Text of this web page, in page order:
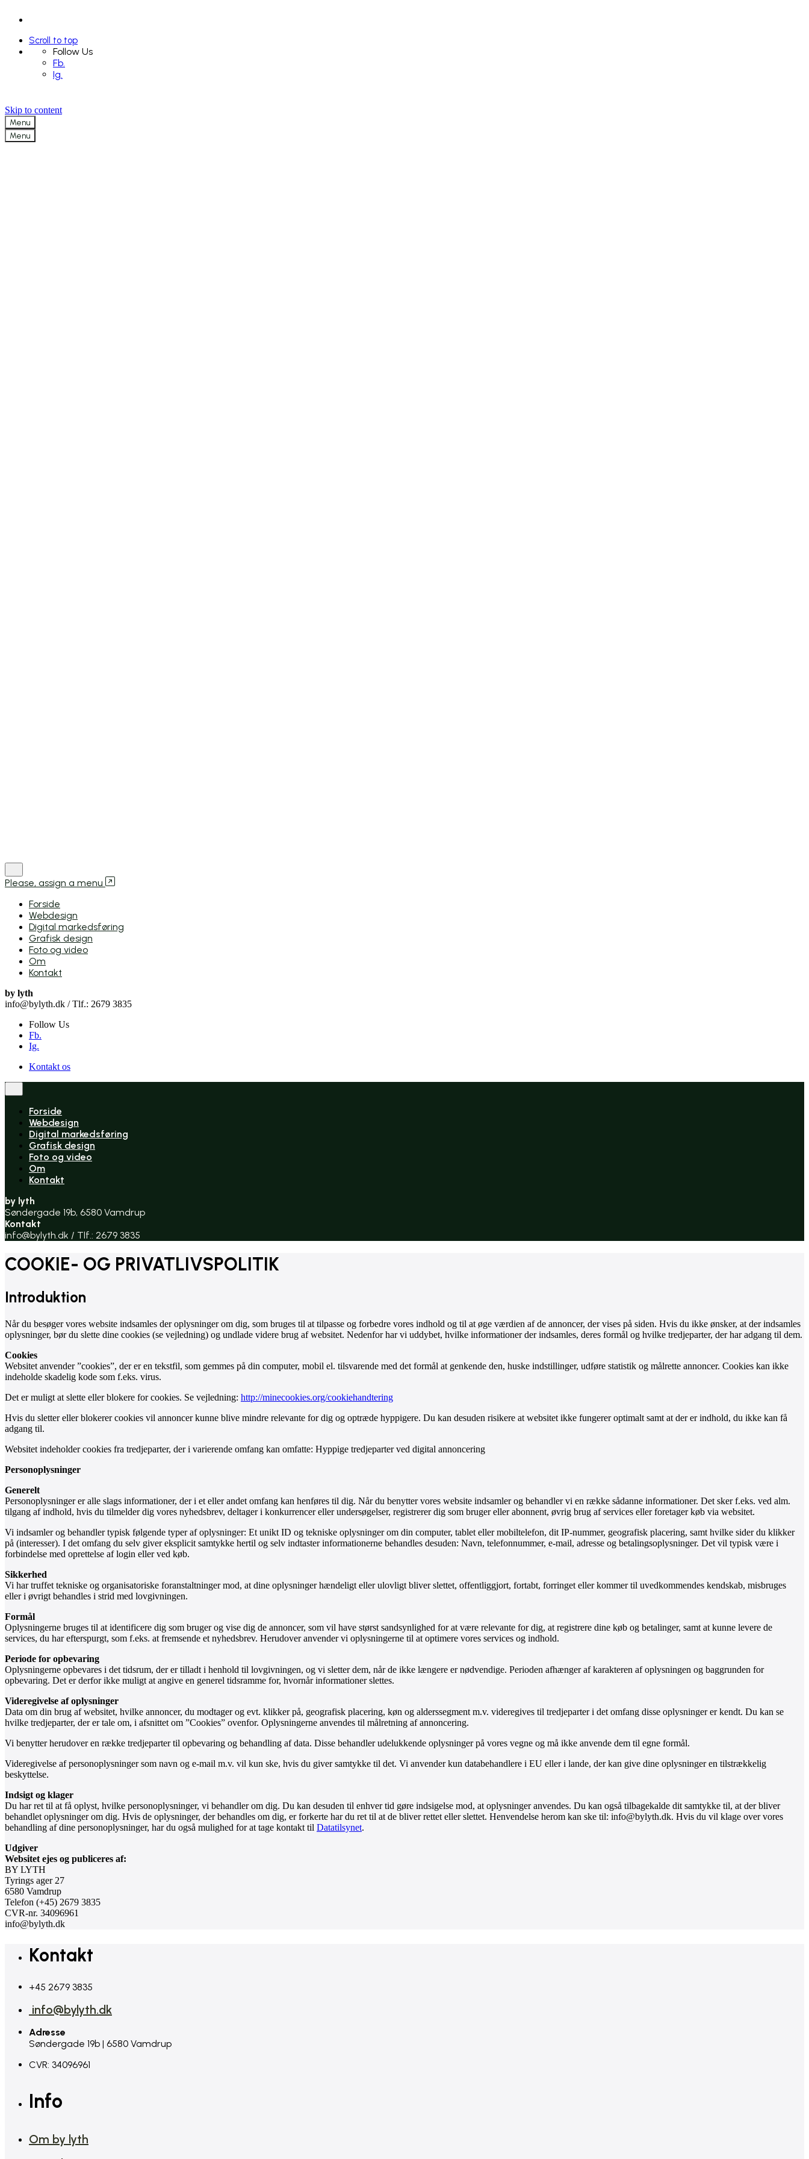
Scroll to top
Follow Us
Fb.
Ig.
Skip to content
Menu
Menu
Please, assign a menu
Forside
Webdesign
Digital markedsføring
Grafisk design
Foto og video
Om
Kontakt
by lyth
info@bylyth.dk / Tlf.: 2679 3835
Follow Us
Fb.
Ig.
Kontakt os
Forside
Webdesign
Digital markedsføring
Grafisk design
Foto og video
Om
Kontakt
by lyth
Søndergade 19b, 6580 Vamdrup
Kontakt
info@bylyth.dk / Tlf.: 2679 3835
COOKIE- OG PRIVATLIVSPOLITIK
Introduktion
Når du besøger vores website indsamles der oplysninger om dig, som bruges til at tilpasse og forbedre vores indhold og til at øge værdien af de annoncer, der vises på siden. Hvis du ikke ønsker, at der indsamles
oplysninger, bør du slette dine cookies (se vejledning) og undlade videre brug af websitet. Nedenfor har vi uddybet, hvilke informationer der indsamles, deres formål og hvilke tredjeparter, der har adgang til dem.
Cookies
Websitet anvender ”cookies”, der er en tekstfil, som gemmes på din computer, mobil el. tilsvarende med det formål at genkende den, huske indstillinger, udføre statistik og målrette annoncer. Cookies kan ikke
indeholde skadelig kode som f.eks. virus.
Det er muligt at slette eller blokere for cookies. Se vejledning: http://minecookies.org/cookiehandtering
Hvis du sletter eller blokerer cookies vil annoncer kunne blive mindre relevante for dig og optræde hyppigere. Du kan desuden risikere at websitet ikke fungerer optimalt samt at der er indhold, du ikke kan få
adgang til.
Websitet indeholder cookies fra tredjeparter, der i varierende omfang kan omfatte: Hyppige tredjeparter ved digital annoncering
Personoplysninger
Generelt
Personoplysninger er alle slags informationer, der i et eller andet omfang kan henføres til dig. Når du benytter vores website indsamler og behandler vi en række sådanne informationer. Det sker f.eks. ved alm.
tilgang af indhold, hvis du tilmelder dig vores nyhedsbrev, deltager i konkurrencer eller undersøgelser, registrerer dig som bruger eller abonnent, øvrig brug af services eller foretager køb via websitet.
Vi indsamler og behandler typisk følgende typer af oplysninger: Et unikt ID og tekniske oplysninger om din computer, tablet eller mobiltelefon, dit IP-nummer, geografisk placering, samt hvilke sider du klikker
på (interesser). I det omfang du selv giver eksplicit samtykke hertil og selv indtaster informationerne behandles desuden: Navn, telefonnummer, e-mail, adresse og betalingsoplysninger. Det vil typisk være i
forbindelse med oprettelse af login eller ved køb.
Sikkerhed
Vi har truffet tekniske og organisatoriske foranstaltninger mod, at dine oplysninger hændeligt eller ulovligt bliver slettet, offentliggjort, fortabt, forringet eller kommer til uvedkommendes kendskab, misbruges
eller i øvrigt behandles i strid med lovgivningen.
Formål
Oplysningerne bruges til at identificere dig som bruger og vise dig de annoncer, som vil have størst sandsynlighed for at være relevante for dig, at registrere dine køb og betalinger, samt at kunne levere de
services, du har efterspurgt, som f.eks. at fremsende et nyhedsbrev. Herudover anvender vi oplysningerne til at optimere vores services og indhold.
Periode for opbevaring
Oplysningerne opbevares i det tidsrum, der er tilladt i henhold til lovgivningen, og vi sletter dem, når de ikke længere er nødvendige. Perioden afhænger af karakteren af oplysningen og baggrunden for
opbevaring. Det er derfor ikke muligt at angive en generel tidsramme for, hvornår informationer slettes.
Videregivelse af oplysninger
Data om din brug af websitet, hvilke annoncer, du modtager og evt. klikker på, geografisk placering, køn og alderssegment m.v. videregives til tredjeparter i det omfang disse oplysninger er kendt. Du kan se
hvilke tredjeparter, der er tale om, i afsnittet om ”Cookies” ovenfor. Oplysningerne anvendes til målretning af annoncering.
Vi benytter herudover en række tredjeparter til opbevaring og behandling af data. Disse behandler udelukkende oplysninger på vores vegne og må ikke anvende dem til egne formål.
Videregivelse af personoplysninger som navn og e-mail m.v. vil kun ske, hvis du giver samtykke til det. Vi anvender kun databehandlere i EU eller i lande, der kan give dine oplysninger en tilstrækkelig
beskyttelse.
Indsigt og klager
Du har ret til at få oplyst, hvilke personoplysninger, vi behandler om dig. Du kan desuden til enhver tid gøre indsigelse mod, at oplysninger anvendes. Du kan også tilbagekalde dit samtykke til, at der bliver
behandlet oplysninger om dig. Hvis de oplysninger, der behandles om dig, er forkerte har du ret til at de bliver rettet eller slettet. Henvendelse herom kan ske til: info@bylyth.dk. Hvis du vil klage over vores
behandling af dine personoplysninger, har du også mulighed for at tage kontakt til Datatilsynet.
Udgiver
Websitet ejes og publiceres af:
BY LYTH
Tyrings ager 27
6580 Vamdrup
Telefon (+45) 2679 3835
CVR-nr. 34096961
info@bylyth.dk
Kontakt
+45 2679 3835
info@bylyth.dk
Adresse
Søndergade 19b | 6580 Vamdrup
CVR: 34096961
Info
Om by lyth